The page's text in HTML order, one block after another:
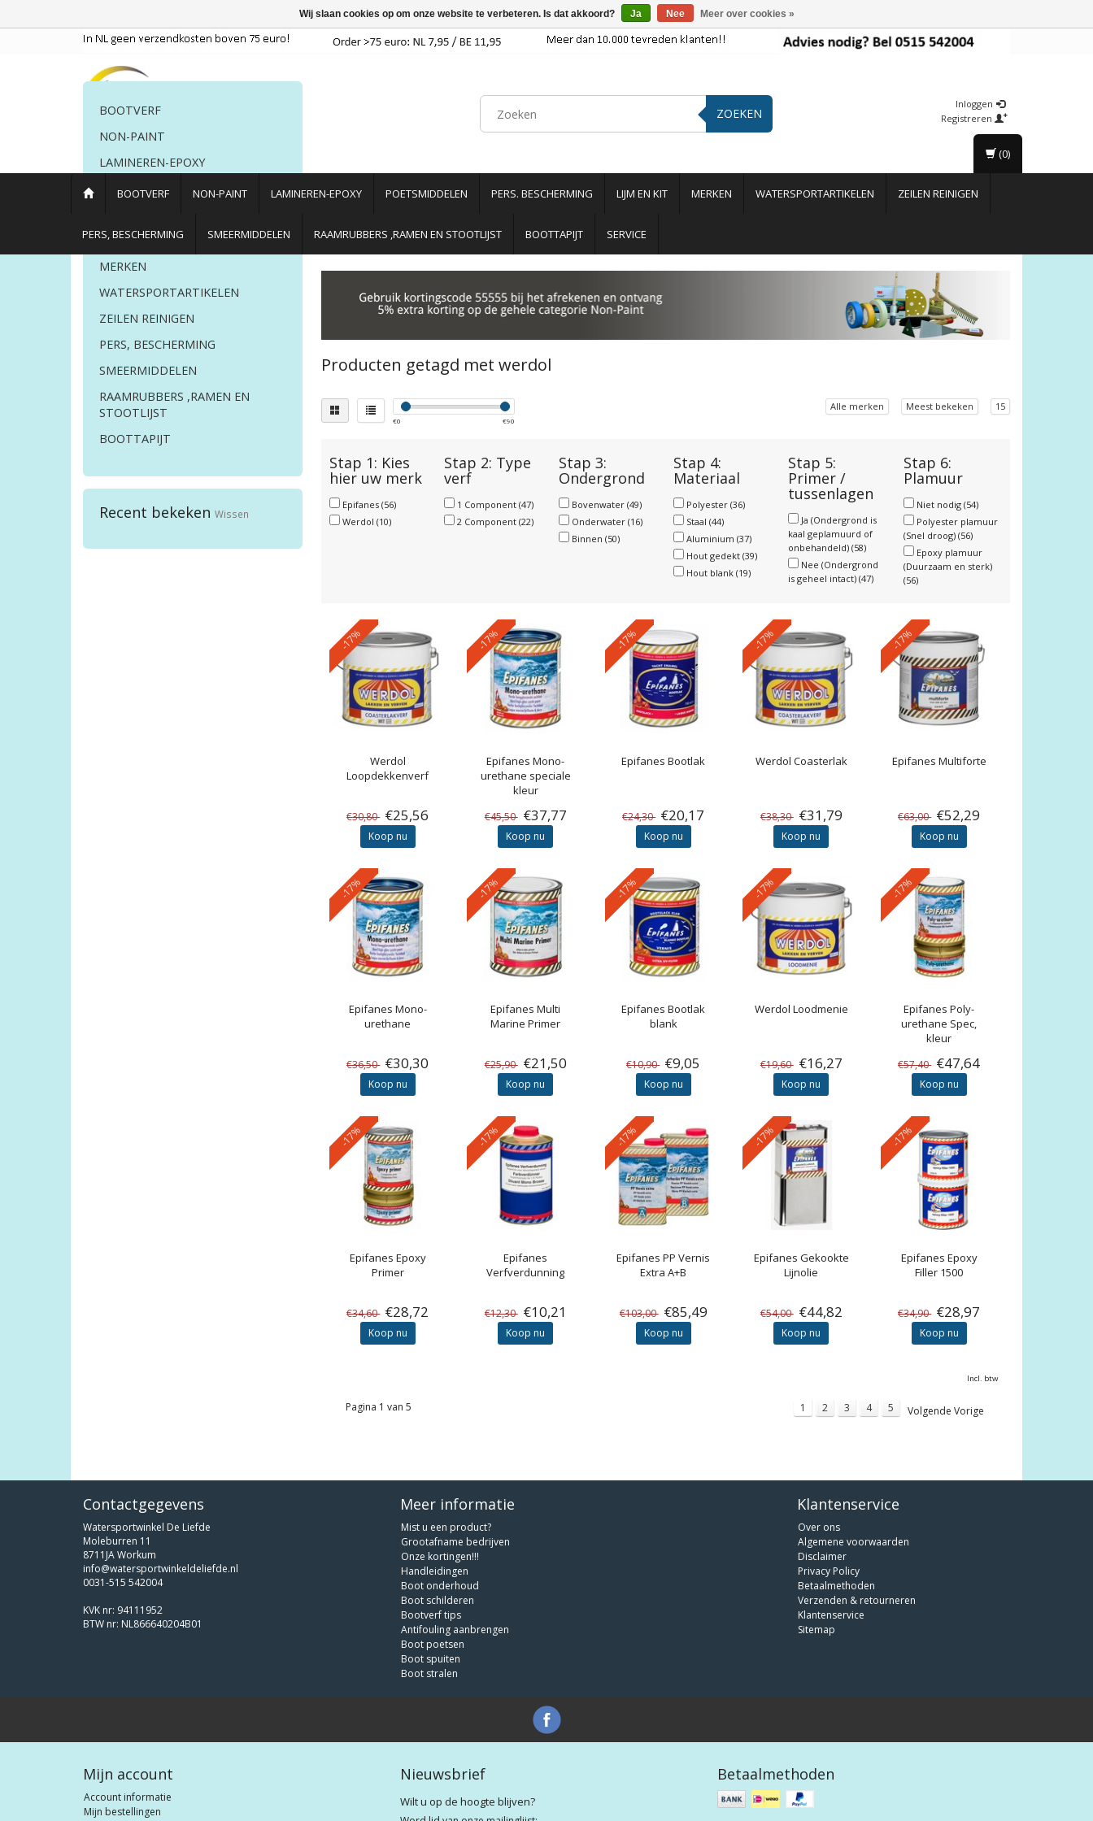
ZOEKEN
Inloggen
Registreren
BOOTVERF NON-PAINT LAMINEREN-EPOXY POETSMIDDELEN PERS. BESCHERMING LIJM EN KIT MERKEN WATERSPORTARTIKELEN ZEILEN REINIGEN
PERS, BESCHERMING SMEERMIDDELEN RAAMRUBBERS ,RAMEN EN STOOTLIJST BOOTTAPIJT SERVICE
(0)
BOOTVERF
NON-PAINT
LAMINEREN-EPOXY
POETSMIDDELEN
LIJM EN KIT
MERKEN
WATERSPORTARTIKELEN
ZEILEN REINIGEN
PERS, BESCHERMING
SMEERMIDDELEN
RAAMRUBBERS ,RAMEN EN
STOOTLIJST
BOOTTAPIJT
Recent bekeken Wissen
Producten getagd met werdol
€0 €90
Alle merken Meest bekeken 15
Stap 1: Kies
hier uw merk
Epifanes (56)
Werdol (10)
Stap 2: Type
verf
1 Component (47)
2 Component (22)
Stap 3:
Ondergrond
Bovenwater (49)
Onderwater (16)
Binnen (50)
Stap 4:
Materiaal
Polyester(36)
Staal(44)
Aluminium(37)
Hout gedekt(39)
Hout blank(19)
Stap 5:
Primer /
tussenlagen
Ja (Ondergrond is
kaal geplamuurd of
onbehandeld)(58)
Nee (Ondergrond
is geheel intact)(47)
Stap 6:
Plamuur
Niet nodig (54)
Polyester plamuur
(Snel droog) (56)
Epoxy plamuur
(Duurzaam en sterk)
(56)
-17%
Werdol
Loopdekkenverf
€30,80 €25,56
Koop nu
-17%
Epifanes Mono-
urethane speciale
kleur
€45,50 €37,77
Koop nu
-17%
Epifanes Bootlak
€24,30 €20,17
Koop nu
-17%
Werdol Coasterlak
€38,30 €31,79
Koop nu
-17%
Epifanes Multiforte
€63,00 €52,29
Koop nu
-17%
Epifanes Mono-
urethane
€36,50 €30,30
Koop nu
-17%
Epifanes Multi
Marine Primer
€25,90 €21,50
Koop nu
-17%
Epifanes Bootlak
blank
€10,90 €9,05
Koop nu
-17%
Werdol Loodmenie
€19,60 €16,27
Koop nu
-17%
Epifanes Poly-
urethane Spec,
kleur
€57,40 €47,64
Koop nu
-17%
Epifanes Epoxy
Primer
€34,60 €28,72
Koop nu
-17%
Epifanes
Verfverdunning
€12,30 €10,21
Koop nu
-17%
Epifanes PP Vernis
Extra A+B
€103,00 €85,49
Koop nu
-17%
Epifanes Gekookte
Lijnolie
€54,00 €44,82
Koop nu
-17%
Epifanes Epoxy
Filler 1500
€34,90 €28,97
Koop nu
Incl. btw
Pagina 1 van 5 1 2 3 4 5 Volgende Vorige
Contactgegevens
Watersportwinkel De Liefde
Moleburren 11
8711JA Workum
info@watersportwinkeldeliefde.nl
0031-515 542004
KVK nr: 94111952
BTW nr: NL866640204B01
Meer informatie
Mist u een product?
Grootafname bedrijven
Onze kortingen!!!
Handleidingen
Boot onderhoud
Boot schilderen
Bootverf tips
Antifouling aanbrengen
Boot poetsen
Boot spuiten
Boot stralen
Klantenservice
Over ons
Algemene voorwaarden
Disclaimer
Privacy Policy
Betaalmethoden
Verzenden & retourneren
Klantenservice
Sitemap
Mijn account
Account informatie
Mijn bestellingen
Nieuwsbrief
Wilt u op de hoogte blijven?
Betaalmethoden
Wij slaan cookies op om onze website te verbeteren. Is dat akkoord? Ja Nee Meer over cookies »